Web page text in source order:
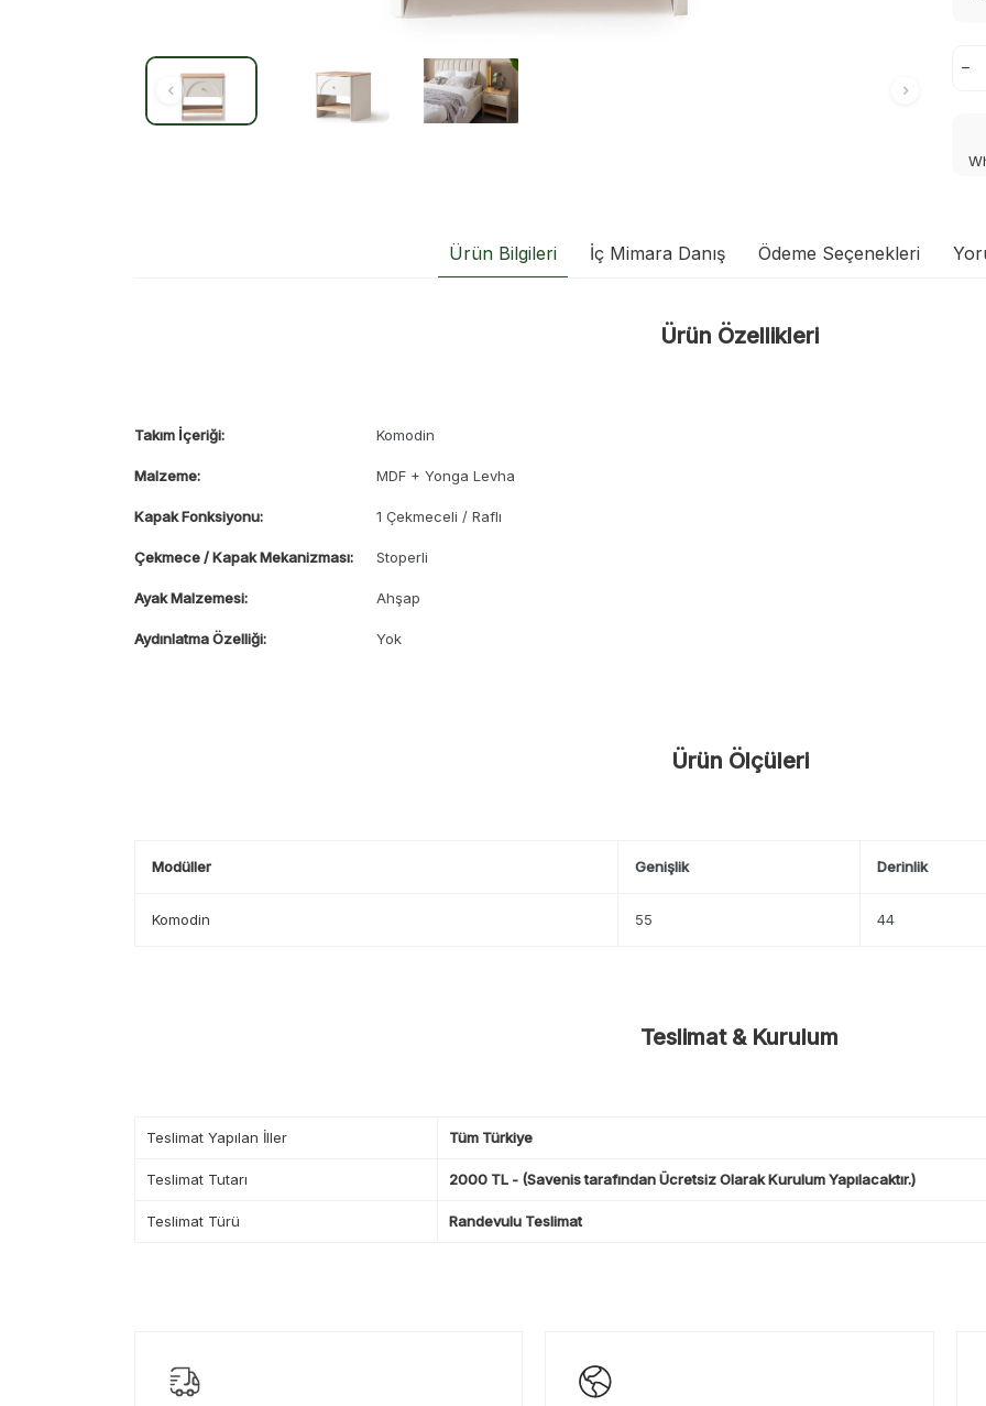
Ürün Bilgileri İç Mimara Danış Ödeme Seçenekleri
Ürün Özellikleri
Takım İçeriği: Komodin
Malzeme: MDF + Yonga Levha
Kapak Fonksiyonu: 1 Çekmeceli / Raflı
Çekmece / Kapak Mekanizması: Stoperli
Ayak Malzemesi: Ahşap
Aydınlatma Özelliği: Yok
Ürün Ölçüleri
Modüller Genişlik Derinlik
Komodin 55 44
Teslimat & Kurulum
Teslimat Yapılan İller Tüm Türkiye
Teslimat Tutarı 2000 TL - (Savenis tarafından Ücretsiz Olarak Kurulum Yapılacaktır.)
Teslimat Türü Randevulu Teslimat